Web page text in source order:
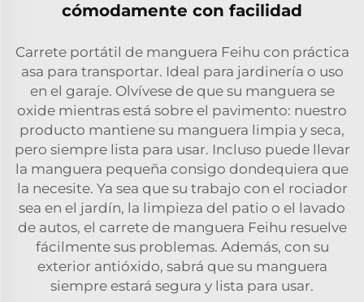
cómodamente con facilidad
Carrete portátil de manguera Feihu con práctica
asa para transportar. Ideal para jardinería o uso
en el garaje. Olvívese de que su manguera se
oxide mientras está sobre el pavimento: nuestro
producto mantiene su manguera limpia y seca,
pero siempre lista para usar. Incluso puede llevar
la manguera pequeña consigo dondequiera que
la necesite. Ya sea que su trabajo con el rociador
sea en el jardín, la limpieza del patio o el lavado
de autos, el carrete de manguera Feihu resuelve
fácilmente sus problemas. Además, con su
exterior antióxido, sabrá que su manguera
siempre estará segura y lista para usar.